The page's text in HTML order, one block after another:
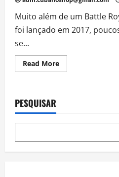
Muito além de um Battle
foi lançado em 2017,
se...
Read MoreRead
more
se
uma
maiores
de
PESQUISAR